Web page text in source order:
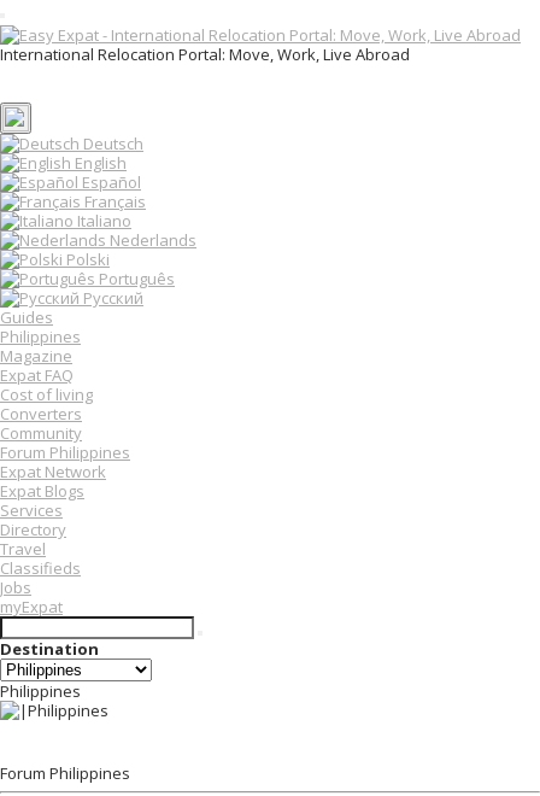
T
o
g
e
n
a
v
i
g
a
t
i
o
n
International Relocation Portal: Move, Work, Live Abroad
Deutsch
English
Español
Français
Italiano
Nederlands
Polski
Português
Русский
Guides
Philippines
Magazine
Expat FAQ
Cost of living
Converters
Community
Forum Philippines
Expat Network
Expat Blogs
Services
Directory
Travel
Classifieds
Jobs
myExpat
Destination
Philippines
Forum Philippines